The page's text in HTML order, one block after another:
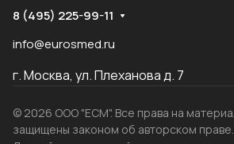
8 (495) 225-99-11
info@eurosmed.ru
г. Москва, ул. Плеханова д. 7
© 2026 ООО "ЕСМ". Все права на
защищены законом об авторском праве.